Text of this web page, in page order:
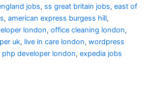
jobs, ss great britain jobs, east of
, american express burgess hill,
london, office cleaning london,
uk, live in care london, wordpress
php developer london, expedia jobs